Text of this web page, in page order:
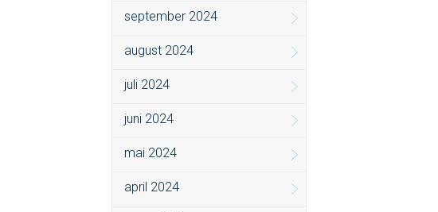
september 2024
august 2024
juli 2024
juni 2024
mai 2024
april 2024